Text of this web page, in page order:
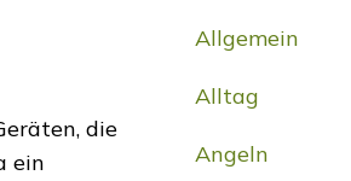
die
ein
Allgemein
Alltag
Angeln